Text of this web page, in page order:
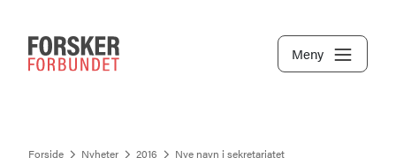
Meny
Forside Nyheter 2016 Nye navn i sekretariatet